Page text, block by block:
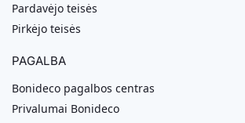
Pardavėjo teisės
Pirkėjo teisės
PAGALBA
Bonideco pagalbos centras
Privalumai Bonideco